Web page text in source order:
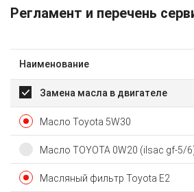
Регламент и перечень
Наименование
Замена масла в двигателе
Масло Toyota 5W30
Масло TOYOTA 0W20 (ilsac gf-5/
Масляный фильтр Toyota E2